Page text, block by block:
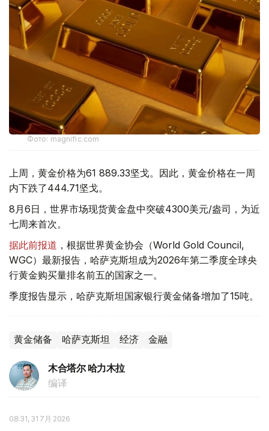
Фото: magnific.com
上周，黄金价格为61 889.33坚戈。因此，黄金价格在一周
内下跌了444.71坚戈。
8月6日，世界市场现货黄金盘中突破4300美元/盎司，为近
七周来首次。
据此前报道 ，根据世界黄金协会（World Gold Council,
WGC）最新报告，哈萨克斯坦成为2026年第二季度全球央
行黄金购买量排名前五的国家之一。
季度报告显示，哈萨克斯坦国家银行黄金储备增加了15吨。
黄金储备 哈萨克斯坦 经济 金融
木合塔尔 哈力木拉
编译
08:31, 31 7月 2026